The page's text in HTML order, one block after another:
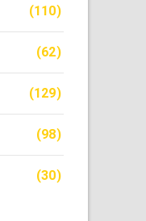
(110)
(62)
(129)
(98)
(30)